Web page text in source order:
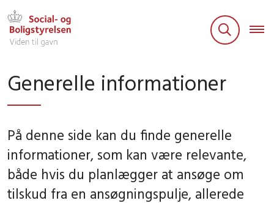
Generelle informationer
På denne side kan du finde generelle
informationer, som kan være relevante,
både hvis du planlægger at ansøge om
tilskud fra en ansøgningspulje, allerede